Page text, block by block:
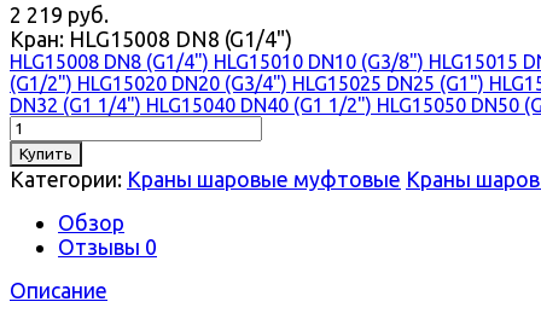
2 219 руб.
Кран: HLG15008 DN8 (G1/4")
HLG15008 DN8 (G1/4") HLG15010 DN10 (G3/8") HLG15015
(G1/2") HLG15020 DN20 (G3/4") HLG15025 DN25 (G1")
DN32 (G1 1/4") HLG15040 DN40 (G1 1/2") HLG15050 DN50
Купить
Категории: Краны шаровые муфтовые Краны
Обзор
Отзывы 0
Описание